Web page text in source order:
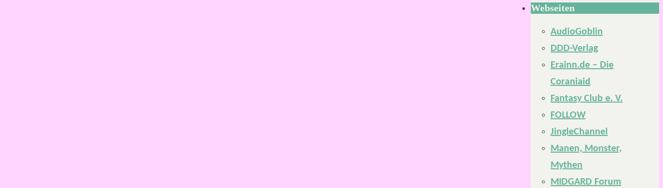
Webseiten
AudioGoblin
DDD-Verlag
Erainn.de – Die
Coraniaid
Fantasy Club e. V.
FOLLOW
JingleChannel
Manen, Monster,
Mythen
MIDGARD Forum